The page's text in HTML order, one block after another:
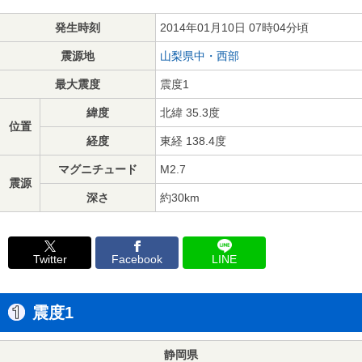
発生時刻 2014年01月10日 07時04分頃
震源地 山梨県中・西部
最大震度 震度1
位置
緯度 北緯 35.3度
経度 東経 138.4度
震源
マグニチュード M2.7
深さ 約30km
Twitter Facebook LINE
震度1
静岡県